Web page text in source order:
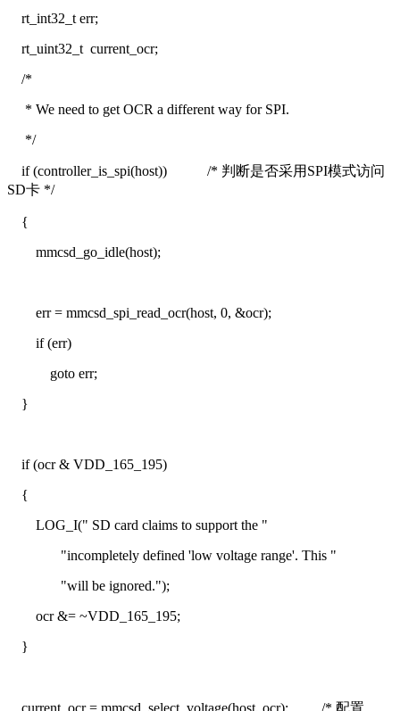
rt_int32_t err;
rt_uint32_t current_ocr;
/*
* We need to get OCR a different way for SPI.
*/
if (controller_is_spi(host))
/* 判断是否采用SPI模式访问
SD卡 */
{
mmcsd_go_idle(host);
err = mmcsd_spi_read_ocr(host, 0, &ocr);
if (err)
goto err;
}
if (ocr & VDD_165_195)
{
LOG_I(" SD card claims to support the "
"incompletely defined 'low voltage range'. This "
"will be ignored.");
ocr &= ~VDD_165_195;
}
current_ocr = mmcsd_select_voltage(host, ocr);
/* 配置